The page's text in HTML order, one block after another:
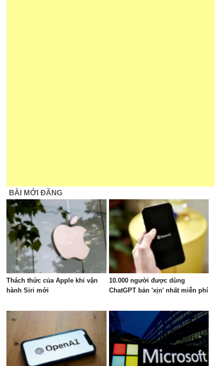
BÀI MỚI ĐĂNG
Thách thức của Apple khi vận
hành Siri mới
10.000 người được dùng
ChatGPT bản 'xịn' nhất miễn phí